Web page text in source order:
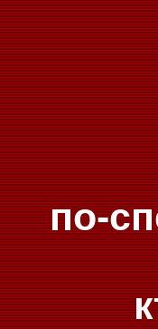
по-